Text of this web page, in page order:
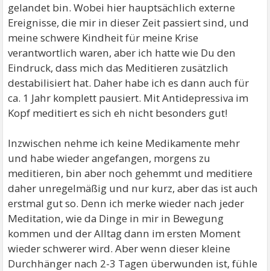
gelandet bin. Wobei hier hauptsächlich externe
Ereignisse, die mir in dieser Zeit passiert sind, und
meine schwere Kindheit für meine Krise
verantwortlich waren, aber ich hatte wie Du den
Eindruck, dass mich das Meditieren zusätzlich
destabilisiert hat. Daher habe ich es dann auch für
ca. 1 Jahr komplett pausiert. Mit Antidepressiva im
Kopf meditiert es sich eh nicht besonders gut!
Inzwischen nehme ich keine Medikamente mehr
und habe wieder angefangen, morgens zu
meditieren, bin aber noch gehemmt und meditiere
daher unregelmäßig und nur kurz, aber das ist auch
erstmal gut so. Denn ich merke wieder nach jeder
Meditation, wie da Dinge in mir in Bewegung
kommen und der Alltag dann im ersten Moment
wieder schwerer wird. Aber wenn dieser kleine
Durchhänger nach 2-3 Tagen überwunden ist, fühle